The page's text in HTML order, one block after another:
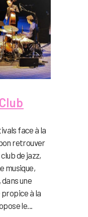
face à la
retrouver
de jazz,
musique,
une
à la
le...